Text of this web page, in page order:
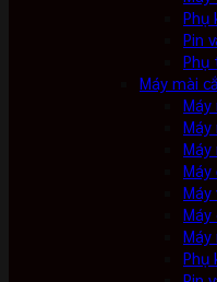
Phụ
Pin
Phụ
Máy mài
Máy
Máy
Máy
Phụ